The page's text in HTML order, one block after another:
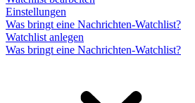
Einstellungen
Was bringt eine Nachrichten-Watchlist?
Watchlist anlegen
Was bringt eine Nachrichten-Watchlist?